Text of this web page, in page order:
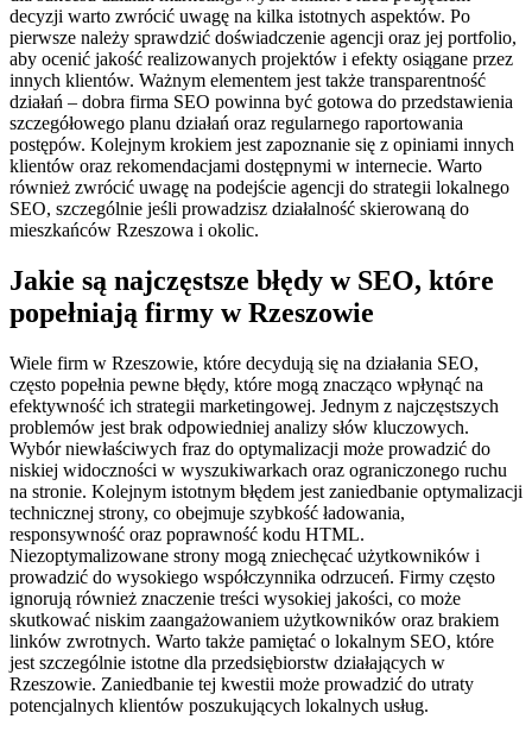
decyzji warto zwrócić uwagę na kilka istotnych aspektów. Po
pierwsze należy sprawdzić doświadczenie agencji oraz jej portfolio,
aby ocenić jakość realizowanych projektów i efekty osiągane przez
innych klientów. Ważnym elementem jest także transparentność
działań – dobra firma SEO powinna być gotowa do przedstawienia
szczegółowego planu działań oraz regularnego raportowania
postępów. Kolejnym krokiem jest zapoznanie się z opiniami innych
klientów oraz rekomendacjami dostępnymi w internecie. Warto
również zwrócić uwagę na podejście agencji do strategii lokalnego
SEO, szczególnie jeśli prowadzisz działalność skierowaną do
mieszkańców Rzeszowa i okolic.
Jakie są najczęstsze błędy w SEO, które
popełniają firmy w Rzeszowie
Wiele firm w Rzeszowie, które decydują się na działania SEO,
często popełnia pewne błędy, które mogą znacząco wpłynąć na
efektywność ich strategii marketingowej. Jednym z najczęstszych
problemów jest brak odpowiedniej analizy słów kluczowych.
Wybór niewłaściwych fraz do optymalizacji może prowadzić do
niskiej widoczności w wyszukiwarkach oraz ograniczonego ruchu
na stronie. Kolejnym istotnym błędem jest zaniedbanie optymalizacji
technicznej strony, co obejmuje szybkość ładowania,
responsywność oraz poprawność kodu HTML.
Niezoptymalizowane strony mogą zniechęcać użytkowników i
prowadzić do wysokiego współczynnika odrzuceń. Firmy często
ignorują również znaczenie treści wysokiej jakości, co może
skutkować niskim zaangażowaniem użytkowników oraz brakiem
linków zwrotnych. Warto także pamiętać o lokalnym SEO, które
jest szczególnie istotne dla przedsiębiorstw działających w
Rzeszowie. Zaniedbanie tej kwestii może prowadzić do utraty
potencjalnych klientów poszukujących lokalnych usług.